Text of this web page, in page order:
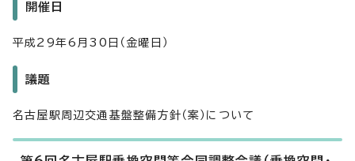
開催日
平成29年6月30日（金曜日）
議題
名古屋駅周辺交通基盤整備方針（案）について